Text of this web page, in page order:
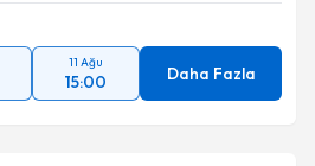
11 Ağu
15:00 Daha Fazla